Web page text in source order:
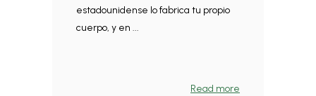
estadounidense lo fabrica tu propio
cuerpo, y en ...
Read more